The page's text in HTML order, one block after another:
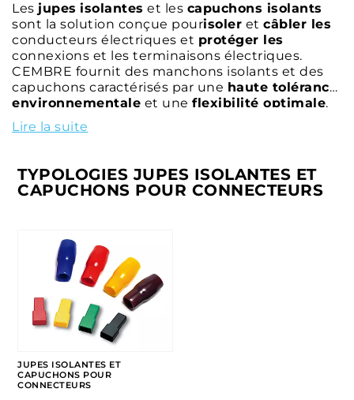
Les jupes isolantes et les capuchons isolants
sont la solution conçue pourisoler et câbler les
conducteurs électriques et protéger les
connexions et les terminaisons électriques.
CEMBRE fournit des manchons isolants et des
capuchons caractérisés par une haute tolérance
environnementale et une flexibilité optimale.
Lire la suite
TYPOLOGIES JUPES ISOLANTES ET
CAPUCHONS POUR CONNECTEURS
JUPES ISOLANTES ET
CAPUCHONS POUR
CONNECTEURS